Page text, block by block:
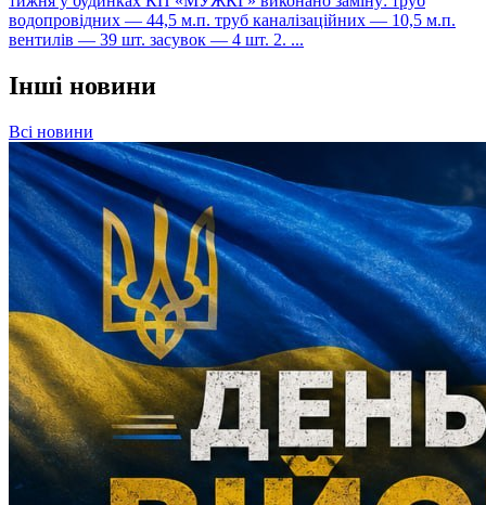
водопровідних — 44,5 м.п. труб каналізаційних — 10,5 м.п.
вентилів — 39 шт. засувок — 4 шт. 2. ...
Інші новини
Всі новини